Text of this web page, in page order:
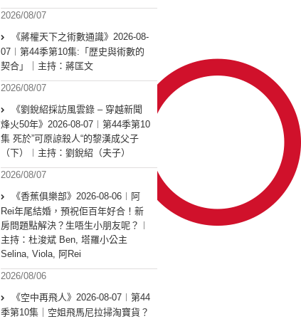
2026/08/07
《蔣權天下之術數通識》2026-08-
07︱第44季第10集:「歴史與術數的
契合」｜主持：蔣匡文
2026/08/07
《劉銳紹採訪風雲錄 – 穿越新聞
烽火50年》2026-08-07︱第44季第10
集 死於”可原諒殺人“的黎漢成父子
（下）︱主持：劉銳紹（夫子）
2026/08/07
《香蕉俱樂部》2026-08-06︱阿
Rei年尾結婚，預祝佢百年好合！新
房問題點解決？生唔生小朋友呢？︱
主持：杜浚斌 Ben, 塔羅小公主
Selina, Viola, 阿Rei
2026/08/06
《空中再飛人》2026-08-07︱第44
季第10集｜空姐飛馬尼拉掃淘寶貨？